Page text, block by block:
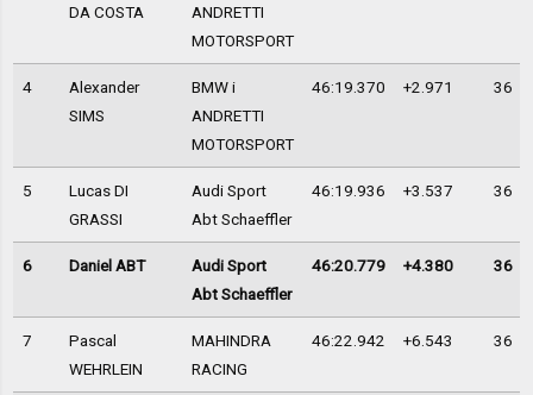
DA COSTA
ANDRETTI
MOTORSPORT
4
Alexander
SIMS
BMW i
ANDRETTI
MOTORSPORT
46:19.370 +2.971 36
5
Lucas DI
GRASSI
Audi Sport
Abt Schaeffler
46:19.936 +3.537 36
6 Daniel ABT
Audi Sport
Abt Schaeffler
46:20.779 +4.380 36
7
Pascal
WEHRLEIN
MAHINDRA
RACING
46:22.942 +6.543 36